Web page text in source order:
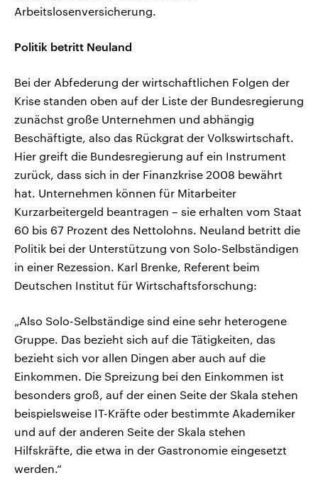
Arbeitslosenversicherung.
Politik betritt Neuland
Bei der Abfederung der wirtschaftlichen Folgen der
Krise standen oben auf der Liste der Bundesregierung
zunächst große Unternehmen und abhängig
Beschäftigte, also das Rückgrat der Volkswirtschaft.
Hier greift die Bundesregierung auf ein Instrument
zurück, dass sich in der Finanzkrise 2008 bewährt
hat. Unternehmen können für Mitarbeiter
Kurzarbeitergeld beantragen – sie erhalten vom Staat
60 bis 67 Prozent des Nettolohns. Neuland betritt die
Politik bei der Unterstützung von Solo-Selbständigen
in einer Rezession. Karl Brenke, Referent beim
Deutschen Institut für Wirtschaftsforschung:
„Also Solo-Selbständige sind eine sehr heterogene
Gruppe. Das bezieht sich auf die Tätigkeiten, das
bezieht sich vor allen Dingen aber auch auf die
Einkommen. Die Spreizung bei den Einkommen ist
besonders groß, auf der einen Seite der Skala stehen
beispielsweise IT-Kräfte oder bestimmte Akademiker
und auf der anderen Seite der Skala stehen
Hilfskräfte, die etwa in der Gastronomie eingesetzt
werden.“